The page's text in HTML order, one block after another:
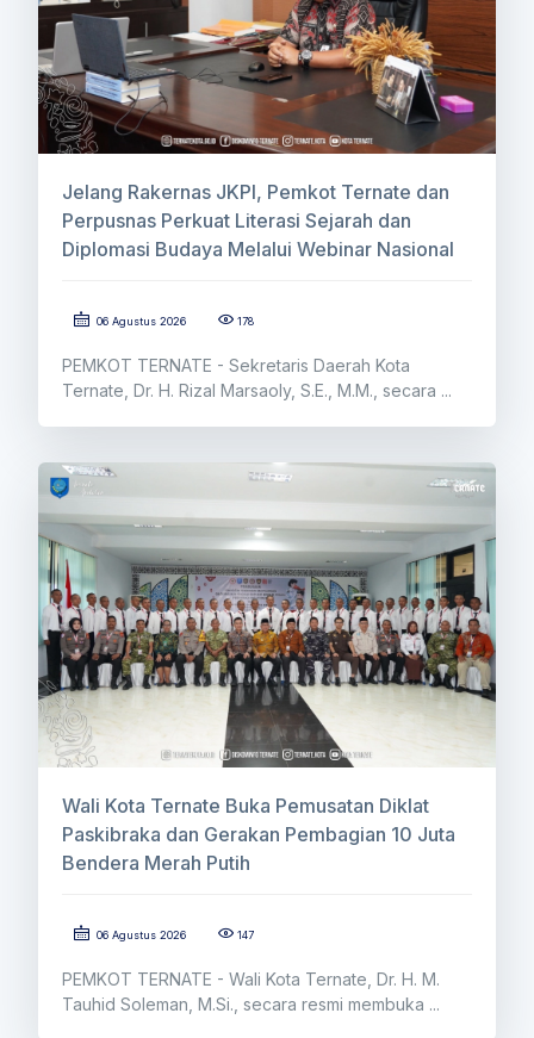
Jelang Rakernas JKPI, Pemkot Ternate dan
Perpusnas Perkuat Literasi Sejarah dan
Diplomasi Budaya Melalui Webinar Nasional
06 Agustus 2026 178
PEMKOT TERNATE - Sekretaris Daerah Kota
Ternate, Dr. H. Rizal Marsaoly, S.E., M.M., secara ...
Wali Kota Ternate Buka Pemusatan Diklat
Paskibraka dan Gerakan Pembagian 10 Juta
Bendera Merah Putih
06 Agustus 2026 147
PEMKOT TERNATE - Wali Kota Ternate, Dr. H. M.
Tauhid Soleman, M.Si., secara resmi membuka ...